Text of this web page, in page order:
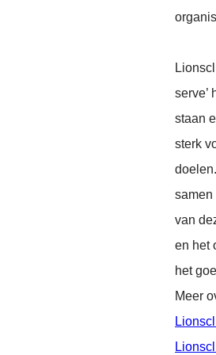
serve’
staan
sterk
samen
van
en het
het
Meer